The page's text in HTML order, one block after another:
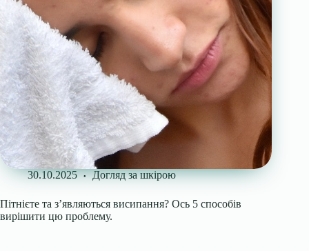
30.10.2025 Догляд за шкірою
Пітнієте та з’являються висипання? Ось 5 способів
вирішити цю проблему.